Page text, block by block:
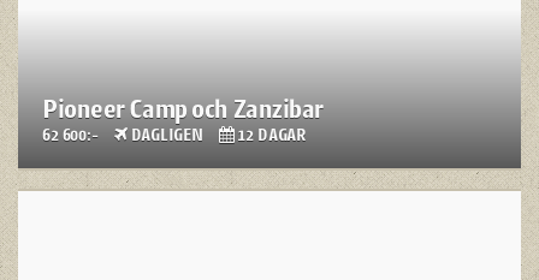
Pioneer Camp och Zanzibar
62 600:- DAGLIGEN 12 DAGAR